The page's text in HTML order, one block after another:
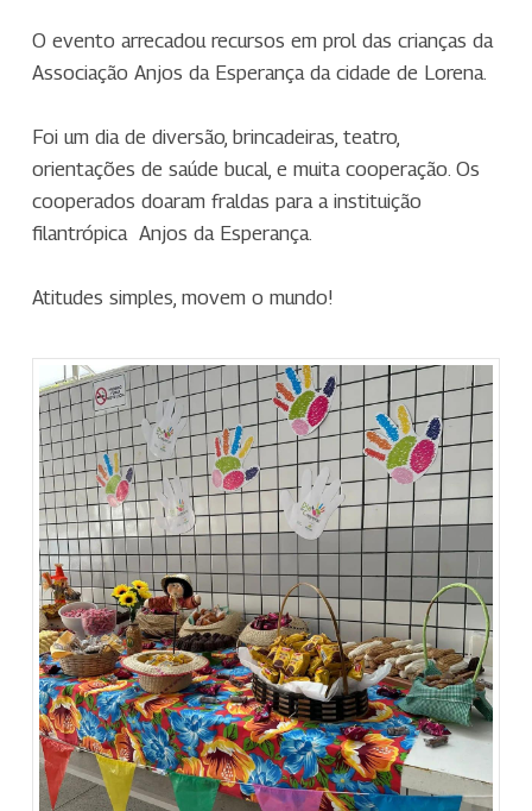
O evento arrecadou recursos em prol das crianças da
Associação Anjos da Esperança da cidade de Lorena.
Foi um dia de diversão, brincadeiras, teatro,
orientações de saúde bucal, e muita cooperação. Os
cooperados doaram fraldas para a instituição
filantrópica Anjos da Esperança.
Atitudes simples, movem o mundo!